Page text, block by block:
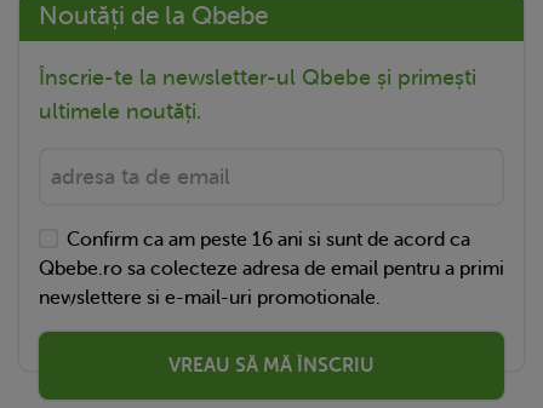
Noutăți de la Qbebe
Înscrie-te la newsletter-ul Qbebe și primești
ultimele noutăți.
Confirm ca am peste 16 ani si sunt de acord ca
Qbebe.ro sa colecteze adresa de email pentru a primi
newslettere si e-mail-uri promotionale.
VREAU SĂ MĂ ÎNSCRIU